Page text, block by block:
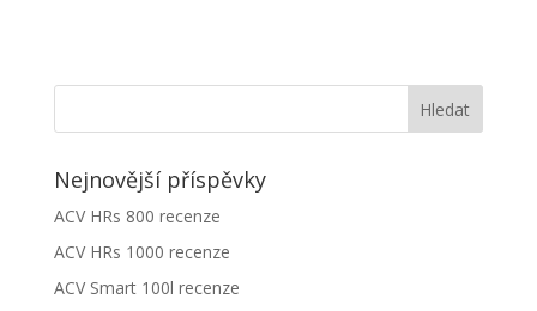
Nejnovější příspěvky
ACV HRs 800 recenze
ACV HRs 1000 recenze
ACV Smart 100l recenze